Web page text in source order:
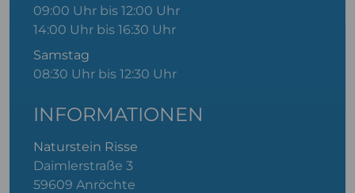
09:00 Uhr bis 12:00 Uhr
14:00 Uhr bis 16:30 Uhr
Samstag
08:30 Uhr bis 12:30 Uhr
INFORMATIONEN
Naturstein Risse
Daimlerstraße 3
59609 Anröchte